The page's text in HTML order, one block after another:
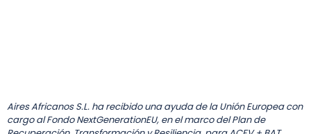
Aires Africanos S.L. ha recibido una ayuda de la Unión Europea con
cargo al Fondo NextGenerationEU, en el marco del Plan de